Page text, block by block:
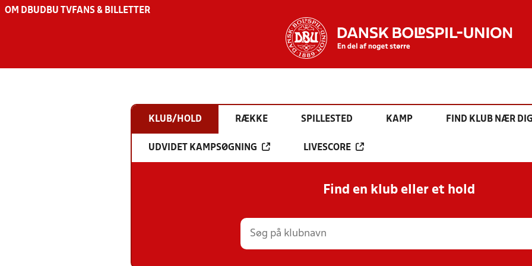
OM DBU DBU TV FANS & BILLETTER
KLUB/HOLD RÆKKE SPILLESTED KAMP FIND KLUB NÆR DIG
UDVIDET KAMPSØGNING LIVESCORE
Find en klub eller et hold